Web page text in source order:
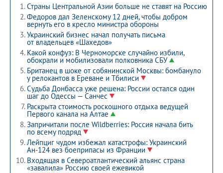
Страны Центральной Азии больше не ставят на Россию
Федоров дал Зеленскому 12 дней, чтобы добром
вернуть его в кресло министра обороны
Украинский бизнес начал получать письма
от владельцев «Шахедов»
Какой конфуз: В Черноморске случайно избили,
обокрали и мобилизовали полковника СБУ
Британец в шоке от собянинской Москвы: бомбануло
у релокантов в Ереване и Тбилиси
Судьба Донбасса уже решена: России остался один
шаг до Одессы — Санчес
Раскрыта стоимость роскошного отдыха ведущей
Первого канала на Алтае
Запричитали после Wildberries: Россия начала бить
по всему подряд
Лейпциг чудом избежал катастрофы: Украинский
Ан-124 вез боеприпасы из Франции
Входящая в Североатлантический альянс страна
«завалила» Россию своей ежевикой